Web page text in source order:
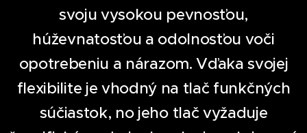
svoju vysokou pevnosťou,
húževnatosťou a odolnosťou voči
opotrebeniu a nárazom. Vďaka svojej
flexibilite je vhodný na tlač funkčných
súčiastok, no jeho tlač vyžaduje